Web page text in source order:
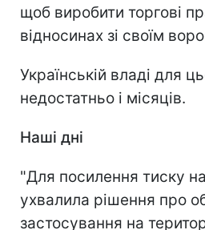
щоб виробити торгові
відносинах зі своїм
Українській владі для
недостатньо і місяців.
Наші дні
"Для посилення тиску
ухвалила рішення про
застосування на